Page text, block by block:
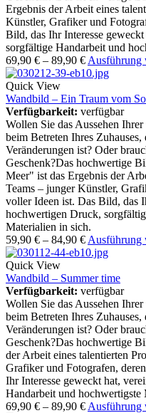
Ergebnis der Arbeit eines
Künstler, Grafiker und
Bild, das Ihr Interesse
sorgfältige Handarbeit und
69,90 € – 89,90 € Ausführung
Quick View
Wandbild – Ein Traum vom
Verfügbarkeit: verfügbar
Wollen Sie das Aussehen
beim Betreten Ihres Zuhauses,
Veränderungen ist? Oder
Geschenk?Das hochwertige
Meer" ist das Ergebnis der
Teams – junger Künstler,
voller Ideen ist. Das Bild, das
hochwertigen Druck,
Materialien in sich.
59,90 € – 84,90 € Ausführung
Quick View
Wandbild – Summer time
Verfügbarkeit: verfügbar
Wollen Sie das Aussehen
beim Betreten Ihres Zuhauses,
Veränderungen ist? Oder
Geschenk?Das hochwertige
der Arbeit eines talentierten
Grafiker und Fotografen,
Ihr Interesse geweckt hat,
Handarbeit und hochwertigste
69,90 € – 89,90 € Ausführung